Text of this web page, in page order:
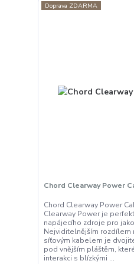
Doprava ZDARMA
Chord Clearway Power
Chord Clearway Power
Clearway Power je
napájecího zdroje pro
Nejviditelnějším rozdílem
síťovým kabelem je
pod vnějším pláštěm,
interakci s blízkými ...